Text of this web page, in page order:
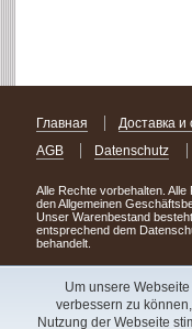
Um unsere
verbessern zu
Nutzung der Webseite
Главная Доставка и
AGB
Datenschutz
Alle Rechte vorbehalten.
den Allgemeinen
Unser Warenbestand
entsprechend dem
behandelt.
Сделав заказ сегодня,
НОВИНКИ из Германии!
Copyright 2003 - 2023 ©